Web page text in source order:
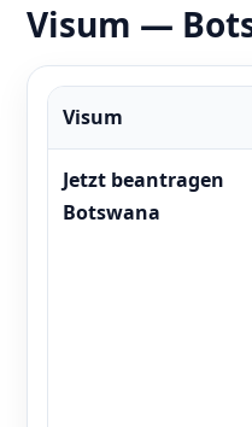
Visum —
Visum
Jetzt beantragen
Botswana